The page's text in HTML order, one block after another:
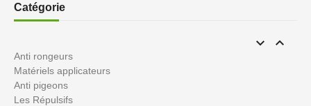
Catégorie
 
Anti rongeurs
Matériels applicateurs
Anti pigeons
Les Répulsifs